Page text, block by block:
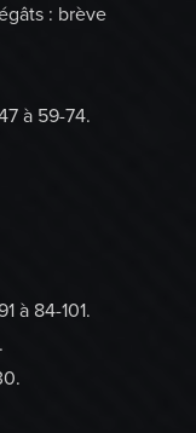
: brève
à 59-74.
à 84-101.